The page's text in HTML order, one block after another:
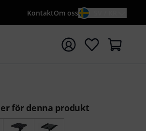
KontaktOm oss
{searchTerm}
för denna produkt